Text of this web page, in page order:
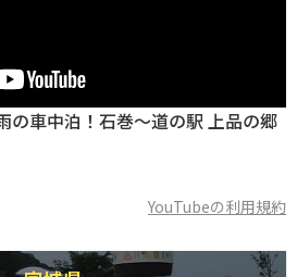
の車中泊！石巻〜道の駅 上品の郷
YouTubeの利用規約